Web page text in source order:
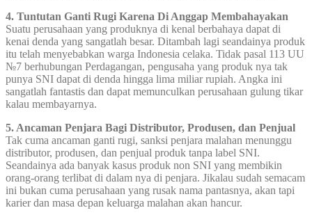
4. Tuntutan Ganti Rugi Karena Di Anggap Membahayakan
Suatu perusahaan yang produknya di kenal berbahaya dapat di
kenai denda yang sangatlah besar. Ditambah lagi seandainya produk
itu telah menyebabkan warga Indonesia celaka. Tidak pasal 113 UU
№7 berhubungan Perdagangan, pengusaha yang produk nya tak
punya SNI dapat di denda hingga lima miliar rupiah. Angka ini
sangatlah fantastis dan dapat memunculkan perusahaan gulung tikar
kalau membayarnya.
5. Ancaman Penjara Bagi Distributor, Produsen, dan Penjual
Tak cuma ancaman ganti rugi, sanksi penjara malahan menunggu
distributor, produsen, dan penjual produk tanpa label SNI.
Seandainya ada banyak kasus produk non SNI yang membikin
orang-orang terlibat di dalam nya di penjara. Jikalau sudah semacam
ini bukan cuma perusahaan yang rusak nama pantasnya, akan tapi
karier dan masa depan keluarga malahan akan hancur.